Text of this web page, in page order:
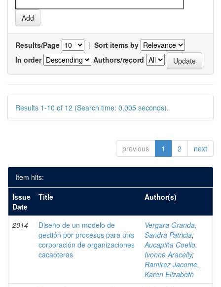
Results/Page | Sort items by
In order
Authors/record
Results 1-10 of 12 (Search time: 0.005 seconds).
previous 1 2 next
Item hits:
Issue
Date
Title Author(s)
2014
Diseño de un modelo de
gestión por procesos para una
corporación de organizaciones
cacaoteras
Vergara Granda,
Sandra Patricia;
Aucapiña Coello,
Ivonne Aracelly;
Ramirez Jacome,
Karen Elizabeth